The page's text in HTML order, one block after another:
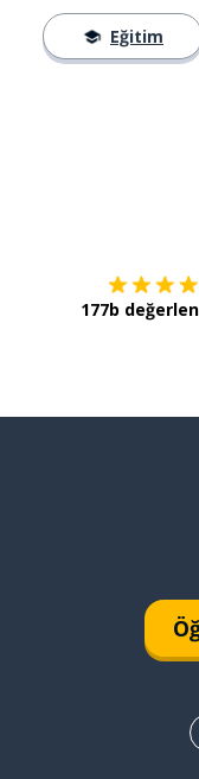
Eğitim
177b